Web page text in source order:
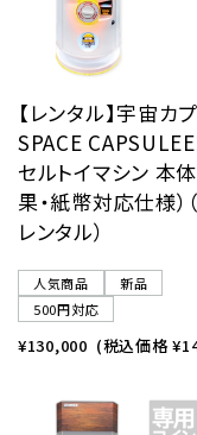
景品・玩具・文具
販促用カプセ
よ
06-
【レンタル】宇宙カ
SPACE
セルトイマシン 本
果・紙幣対応仕様）
レンタル）
人気商品
新品
500円対応
¥130,000 (税込価格